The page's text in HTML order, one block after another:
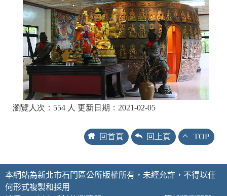
瀏覽人次：554 人 更新日期：2021-02-05
回首頁 回上頁 TOP
本網站為新北市石門區公所版權所有，未經允許，不得以任
何形式複製和採用